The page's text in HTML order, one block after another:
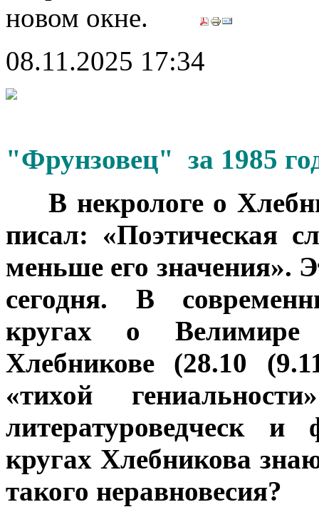
08.11.2025 17:34
"Фрунзовец" за 1985
В некрологе о
писал: «Поэтическая
меньше его значения».
сегодня. В
кругах о Велимире
Хлебникове (28.10
«тихой
литературоведческ и
кругах Хлебникова
такого неравновесия?